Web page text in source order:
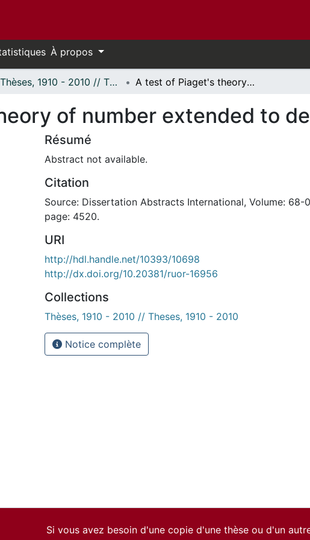
À propos
Thèses, 1910 - 2010 // Theses, 1910 - 2010 A test of Piaget's theory of number extended to decimal numerals.
of number extended to
Résumé
Abstract not available.
Citation
Source: Dissertation Abstracts International, Volume: 68-
page: 4520.
URI
http://hdl.handle.net/10393/10698
http://dx.doi.org/10.20381/ruor-16956
Collections
Thèses, 1910 - 2010 // Theses, 1910 - 2010
Notice complète
Si vous avez besoin d'une copie d'une thèse ou d'un